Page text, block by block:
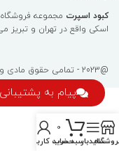
کبود اسپرت مجموعه
اسکی واقع در تهران و تبریز
@2023 - تمامی حقوق مادی و معنوی این سایت متعلق به
پیام به پشتیبانی
سایدبار
0
سبد خرید
حساب کاربری من